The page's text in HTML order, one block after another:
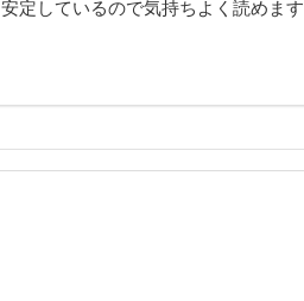
定しているので気持ちよく読めます